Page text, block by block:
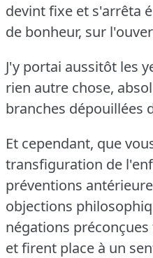
devint fixe et s'arrêta
de bonheur, sur
J'y portai aussitôt les
rien autre chose,
branches dépouillées
Et cependant, que
transfiguration de
préventions
objections
négations
et firent place à un